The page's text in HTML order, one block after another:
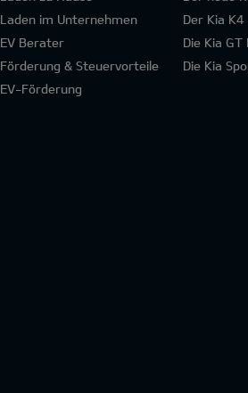
Laden im Unternehmen
EV Berater
Förderung & Steuervorteile
EV-Förderung
Der Kia K4
Die Kia
Die Kia